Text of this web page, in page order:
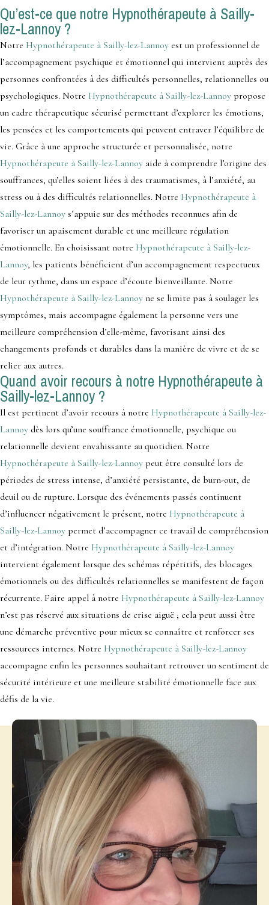
Qu’est-ce que notre Hypnothérapeute à Sailly-
lez-Lannoy ?
Notre Hypnothérapeute à Sailly-lez-Lannoy est un professionnel de
l’accompagnement psychique et émotionnel qui intervient auprès des
personnes confrontées à des difficultés personnelles, relationnelles ou
psychologiques. Notre Hypnothérapeute à Sailly-lez-Lannoy propose
un cadre thérapeutique sécurisé permettant d’explorer les émotions,
les pensées et les comportements qui peuvent entraver l’équilibre de
vie. Grâce à une approche structurée et personnalisée, notre
Hypnothérapeute à Sailly-lez-Lannoy aide à comprendre l’origine des
souffrances, qu’elles soient liées à des traumatismes, à l’anxiété, au
stress ou à des difficultés relationnelles. Notre Hypnothérapeute à
Sailly-lez-Lannoy s’appuie sur des méthodes reconnues afin de
favoriser un apaisement durable et une meilleure régulation
émotionnelle. En choisissant notre Hypnothérapeute à Sailly-lez-
Lannoy, les patients bénéficient d’un accompagnement respectueux
de leur rythme, dans un espace d’écoute bienveillante. Notre
Hypnothérapeute à Sailly-lez-Lannoy ne se limite pas à soulager les
symptômes, mais accompagne également la personne vers une
meilleure compréhension d’elle-même, favorisant ainsi des
changements profonds et durables dans la manière de vivre et de se
relier aux autres.
Quand avoir recours à notre Hypnothérapeute à
Sailly-lez-Lannoy ?
Il est pertinent d’avoir recours à notre Hypnothérapeute à Sailly-lez-
Lannoy dès lors qu’une souffrance émotionnelle, psychique ou
relationnelle devient envahissante au quotidien. Notre
Hypnothérapeute à Sailly-lez-Lannoy peut être consulté lors de
périodes de stress intense, d’anxiété persistante, de burn-out, de
deuil ou de rupture. Lorsque des événements passés continuent
d’influencer négativement le présent, notre Hypnothérapeute à
Sailly-lez-Lannoy permet d’accompagner ce travail de compréhension
et d’intégration. Notre Hypnothérapeute à Sailly-lez-Lannoy
intervient également lorsque des schémas répétitifs, des blocages
émotionnels ou des difficultés relationnelles se manifestent de façon
récurrente. Faire appel à notre Hypnothérapeute à Sailly-lez-Lannoy
n’est pas réservé aux situations de crise aiguë ; cela peut aussi être
une démarche préventive pour mieux se connaître et renforcer ses
ressources internes. Notre Hypnothérapeute à Sailly-lez-Lannoy
accompagne enfin les personnes souhaitant retrouver un sentiment de
sécurité intérieure et une meilleure stabilité émotionnelle face aux
défis de la vie.